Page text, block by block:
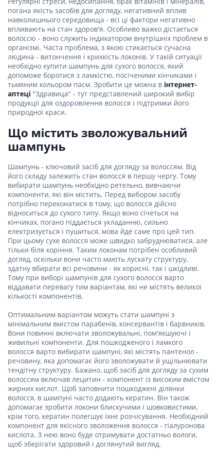
погана якість засобів для догляду, негативний вплив
навколишнього середовища - всі ці фактори негативно
впливають на стан здоров'я. Особливо важко дістається
волоссю - воно служить індикатором внутрішніх проблем в
організмі. Часта проблема, з якою стикається сучасна
людина - витончення і крихкість локонів. У такій ситуації
необхідно купити шампунь для сухого волосся, який
допоможе боротися з ламкістю, посіченими кінчиками і
тьмяним кольором пасм. Зробити це можна в інтернет-
аптеці "Здравица" - тут представлений широкий вибір
продукції для оздоровлення волосся і підтримки його
природної краси.
Що містить зволожувальний
шампунь
Шампунь - ключовий засіб для догляду за волоссям. Від
його складу залежить стан волосся в першу чергу. Тому
вибирати шампунь необхідно ретельно, вивчаючи
компоненти, які він містить. Перед вибором засобу
потрібно переконатися в тому, що волосся дійсно
відноситься до сухого типу. Якщо воно січеться на
кінчиках, погано піддається укладанню, сильно
електризується і пушиться, мова йде саме про цей тип.
При цьому сухе волосся може швидко забруднюватися, але
тільки біля коріння. Таким локонам потрібен особливий
догляд, оскільки вони часто мають лускату структуру,
здатну вбирати всі речовини - як корисні, так і шкідливі.
Тому при виборі шампунів для сухого волосся варто
віддавати перевагу тим варіантам, які не містять великої
кількості компонентів.
Оптимальним варіантом можуть стати шампуні з
мінімальним вмістом парабенів, консервантів і барвників.
Вони повинні включати зволожувальні, пом'якшуючі і
живильні компоненти. Для пошкодженого і ламкого
волосся варто вибирати шампуні, які містять пантенол -
речовину, яка допомагає його зволожувати й ущільнювати
тендітну структуру. Бажано, щоб засіб для догляду за сухим
волоссям включав лецитин - компонент із високим вмістом
жирних кислот. Щоб заповнити пошкоджені ділянки
волосся, в шампуні часто додають кератин. Він також
допомагає зробити локони блискучими і шовковистими,
крім того, кератин полегшує їхнє розчісування. Необхідний
компонент для якісного зволоження волосся - гіалуронова
кислота. З нею воно буде отримувати достатньо вологи,
щоб зберігати здоровий і доглянутий вигляд.